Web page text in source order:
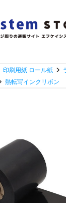
印刷用紙 ロール紙
熱転写インクリボン